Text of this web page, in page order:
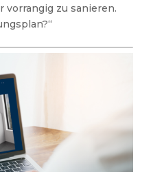
vorrangig zu sanieren.